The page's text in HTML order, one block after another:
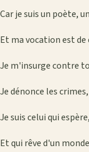
Car je suis un poète,
Et ma vocation est
Je m'insurge contre
Je dénonce les
Je suis celui qui
Et qui rêve d'un